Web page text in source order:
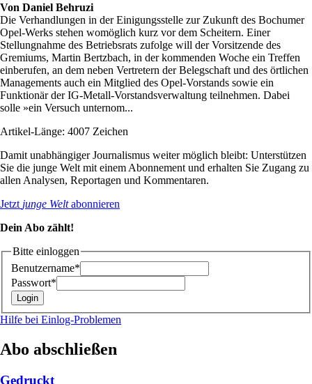
Von Daniel Behruzi
Die Verhandlungen in der Einigungsstelle zur Zukunft des Bochumer
Opel-Werks stehen womöglich kurz vor dem Scheitern. Einer
Stellungnahme des Betriebsrats zufolge will der Vorsitzende des
Gremiums, Martin Bertzbach, in der kommenden Woche ein Treffen
einberufen, an dem neben Vertretern der Belegschaft und des örtlichen
Managements auch ein Mitglied des Opel-Vorstands sowie ein
Funktionär der IG-Metall-Vorstandsverwaltung teilnehmen. Dabei
solle »ein Versuch unternom...
Artikel-Länge: 4007 Zeichen
Damit unabhängiger Journalismus weiter möglich bleibt: Unterstützen
Sie die junge Welt mit einem Abonnement und erhalten Sie Zugang zu
allen Analysen, Reportagen und Kommentaren.
Jetzt junge Weltabonnieren
Dein Abo zählt!
Bitte einloggen
Benutzername*
Passwort*
Hilfe bei Einlog-Problemen
Abo abschließen
Gedruckt